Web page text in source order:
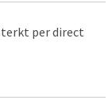
per direct